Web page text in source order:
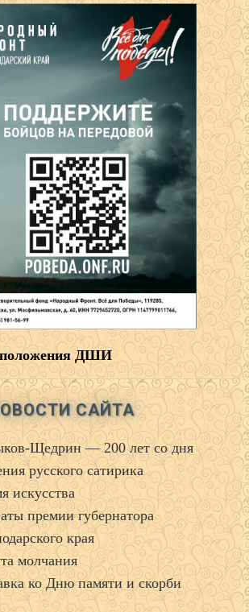
ДШИ
САЙТА
— 200 лет со дня
русского сатирика
искусства
премии губернатора
края
молчания
ко Дню памяти и скорби